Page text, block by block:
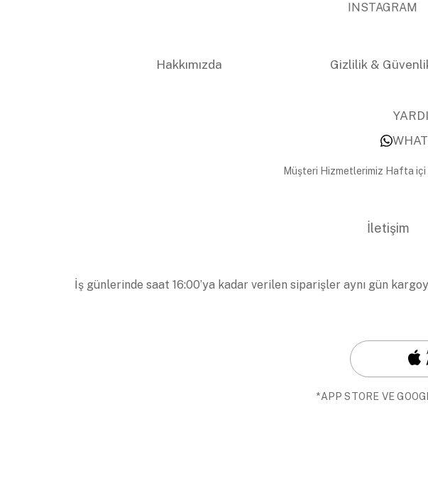
INSTAGRAM
Hakkımızda Gizlilik &
Müşteri Hizmetlerimiz Hafta içi
İletişim
İş günlerinde saat 16:00’ya kadar verilen siparişler aynı gün
*APP STORE VE